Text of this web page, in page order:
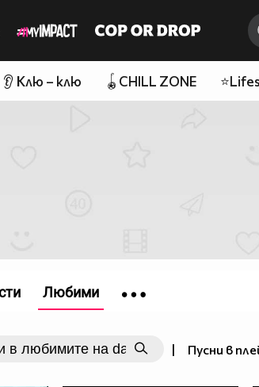
👂 Клю – клю 🪀CHILL ZONE
| Пусни в
Любими